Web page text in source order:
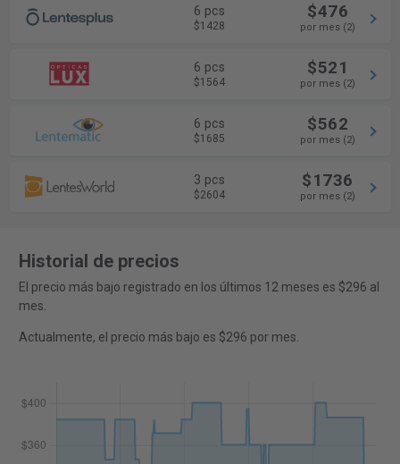
6 pcs
$1428
$476
por mes (2)
6 pcs
$1564
$521
por mes (2)
6 pcs
$1685
$562
por mes (2)
3 pcs
$2604
$1736
por mes (2)
Historial de precios
El precio más bajo registrado en los últimos 12 meses es $296 al
mes.
Actualmente, el precio más bajo es $296 por mes.